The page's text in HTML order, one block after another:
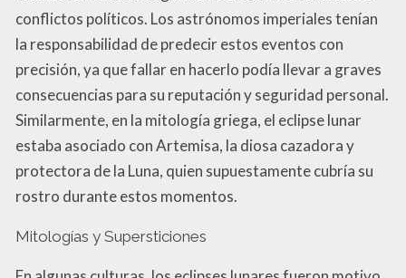
conflictos políticos. Los astrónomos imperiales tenían
la responsabilidad de predecir estos eventos con
precisión, ya que fallar en hacerlo podía llevar a graves
consecuencias para su reputación y seguridad personal.
Similarmente, en la mitología griega, el eclipse lunar
estaba asociado con Artemisa, la diosa cazadora y
protectora de la Luna, quien supuestamente cubría su
rostro durante estos momentos.
Mitologías y Supersticiones